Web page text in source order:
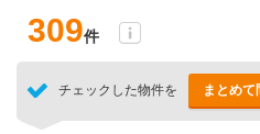
309件
チェックした物件を まとめて